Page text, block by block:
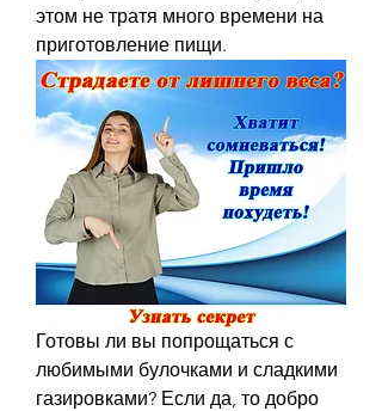
этом не тратя много времени на
приготовление пищи.
Готовы ли вы попрощаться с
любимыми булочками и сладкими
газировками? Если да, то добро